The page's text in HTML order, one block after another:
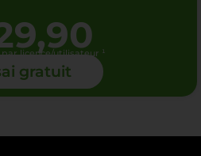
licence/utilisateur ¹
gratuit